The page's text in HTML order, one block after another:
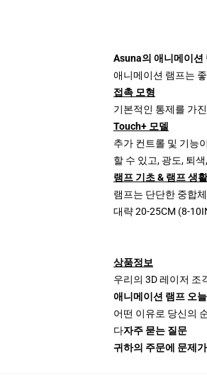
Asuna의 애니메이션
애니메이션 램프는
접촉 모형
기본적인 통제를 가
Touch+ 모델
추가 컨트롤 및 기능
할 수 있고, 광도, 퇴
램프 기초 & 램프 생활
램프는 단단한 중합
대략 20-25CM (8-
상품정보
우리의 3D 레이저 조
애니메이션 램프 오
어떤 이유로 당신의
다자주 묻는 질문
귀하의 주문에 문제